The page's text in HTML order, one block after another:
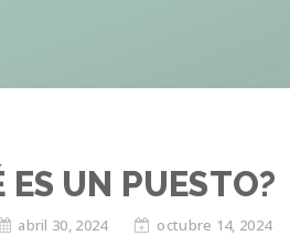
ES UN PUESTO?
abril 30, 2024 octubre 14, 2024